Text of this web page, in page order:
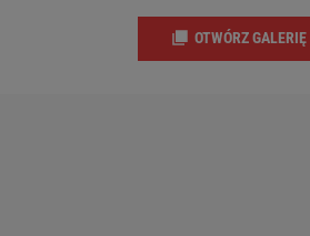
OTWÓRZ GALERIĘ